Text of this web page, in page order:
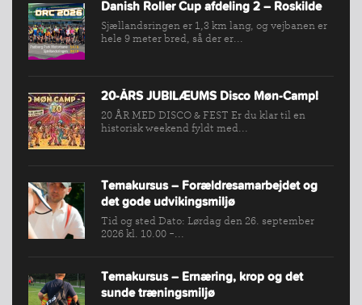
Danish Roller Cup afdeling 2 – Roskilde
Sjællandsringen er 1,3 km lang, og vejbanen er
hele 9 meter bred, så der er...
20-ÅRS JUBILÆUMS Disco Møn-Camp!
20 ÅR MED DISCO & FEST Er du klar til en
historisk weekend fyldt med...
Temakursus – Forældresamarbejdet og
det gode udvikingsmiljø
Tid og sted Dato: Lørdag den 26. september
2026 kl. 10.00 -...
Temakursus – Ernæring, krop og det
sunde træningsmiljø